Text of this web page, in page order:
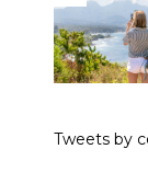
Tweets by